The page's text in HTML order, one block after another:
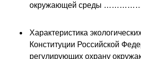
окружающей среды
Характеристика
Конституции Российской
регулирующих охрану